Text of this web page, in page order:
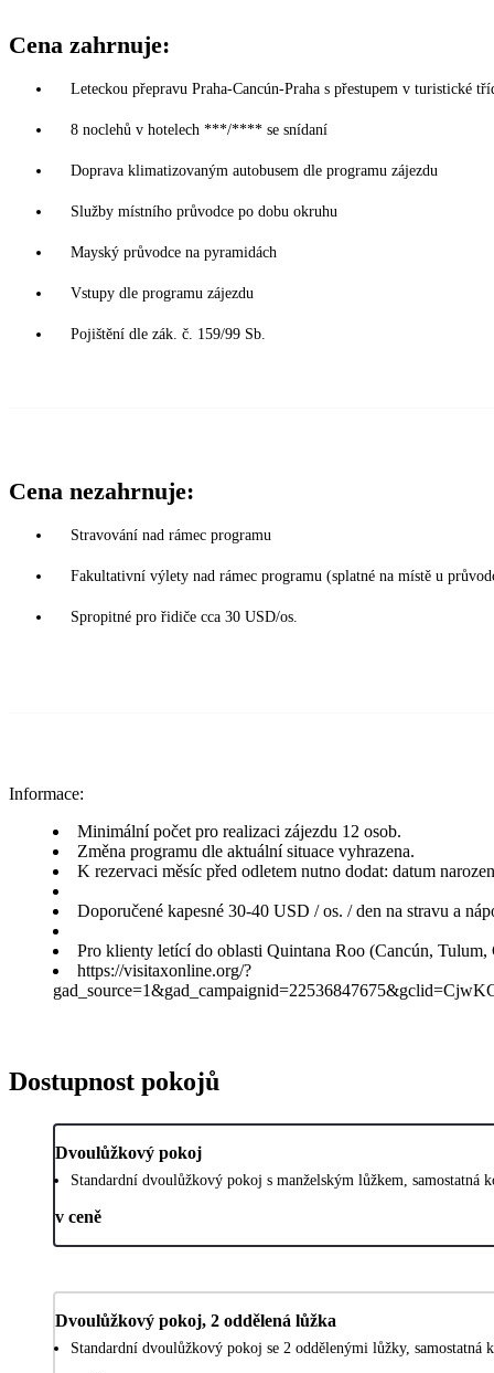
Cena zahrnuje:
Leteckou přepravu Praha-Cancún-Praha s přestupem v turistické
8 noclehů v hotelech ***/**** se snídaní
Doprava klimatizovaným autobusem dle programu zájezdu
Služby místního průvodce po dobu okruhu
Mayský průvodce na pyramidách
Vstupy dle programu zájezdu
Pojištění dle zák. č. 159/99 Sb.
Cena nezahrnuje:
Stravování nad rámec programu
Fakultativní výlety nad rámec programu (splatné na místě u
Spropitné pro řidiče cca 30 USD/os.
Informace:
Minimální počet pro realizaci zájezdu 12 osob.
Změna programu dle aktuální situace vyhrazena.
K rezervaci měsíc před odletem nutno dodat: datum
Doporučené kapesné 30-40 USD / os. / den na stravu a
Pro klienty letící do oblasti Quintana Roo (Cancún,
https://visitaxonline.org/?
Dostupnost pokojů
Dvoulůžkový pokoj
Standardní dvoulůžkový pokoj s manželským lůžkem, samostatná
v ceně
Dvoulůžkový pokoj, 2 oddělená lůžka
Standardní dvoulůžkový pokoj se 2 oddělenými lůžky, samostatná